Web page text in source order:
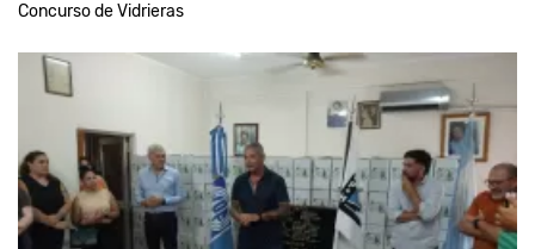
Concurso de Vidrieras